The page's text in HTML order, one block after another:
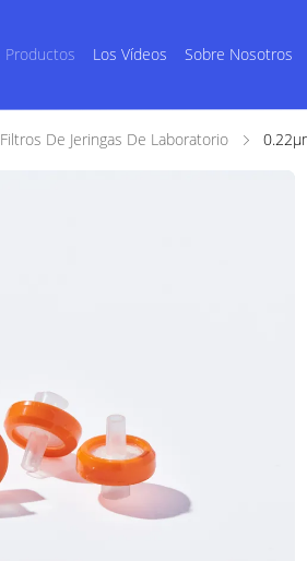
Productos Los Vídeos Sobre Nosotros
Filtros De Jeringas De Laboratorio